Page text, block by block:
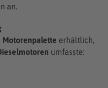
an.
Motorenpalette erhältlich,
umfasste: